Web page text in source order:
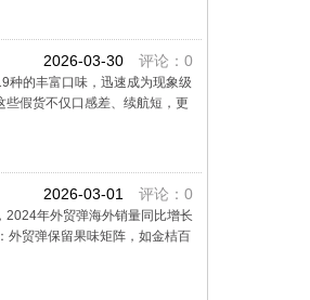
2026-03-30评论：0
种的丰富口味，迅速成为现象级
假货不仅口感差、续航短，更
2026-03-01 评论：0
2024年外贸弹海外销量同比增长
外贸弹保留果味矩阵，如金桔百